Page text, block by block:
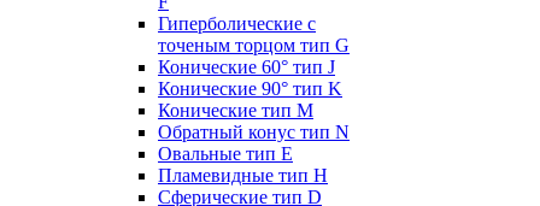
Гиперболические с
точеным торцом тип G
Конические 60° тип J
Конические 90° тип K
Конические тип M
Обратный конус тип N
Овальные тип E
Пламевидные тип H
Сферические тип D